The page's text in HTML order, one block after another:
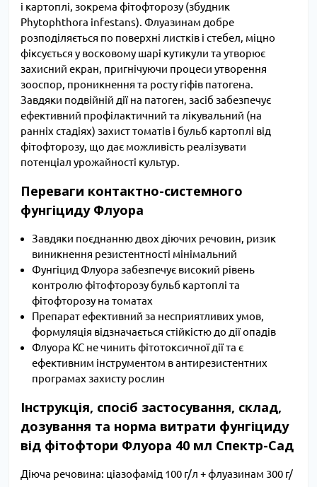
і картоплі, зокрема фітофторозу (збудник
Phytophthora infestans). Флуазинам добре
розподіляється по поверхні листків і стебел, міцно
фіксується у восковому шарі кутикули та утворює
захисний екран, пригнічуючи процеси утворення
зооспор, проникнення та росту гіфів патогена.
Завдяки подвійній дії на патоген, засіб забезпечує
ефективний профілактичний та лікувальний (на
ранніх стадіях) захист томатів і бульб картоплі від
фітофторозу, що дає можливість реалізувати
потенціал урожайності культур.
Переваги контактно-системного
фунгіциду Флуора
Завдяки поєднанню двох діючих речовин, ризик
виникнення резистентності мінімальний
Фунгіцид Флуора забезпечує високий рівень
контролю фітофторозу бульб картоплі та
фітофторозу на томатах
Препарат ефективний за несприятливих умов,
формуляція відзначається стійкістю до дії опадів
Флуора КС не чинить фітотоксичної дії та є
ефективним інструментом в антирезистентних
програмах захисту рослин
Інструкція, спосіб застосування, склад,
дозування та норма витрати фунгіциду
від фітофтори Флуора 40 мл Спектр-Сад
Діюча речовина: ціазофамід 100 г/л + флуазинам 300 г/